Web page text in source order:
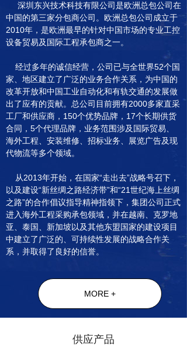
MORE +
深圳东兴技术科技有限公司是欧洲总包公司在
中国的第三家分包商公司。欧洲总包公司成立于
2010年，是欧洲最早的针对中国市场的专业工控
设备贸易及国际工程承包商之一。
经过多年的诚信经营，公司已与全世界52个国
家、地区建立了广泛的业务合作关系，为中国的
改革开放和中国工业自动化和有轨交通的发展做
出了应有的贡献。总公司目前拥有2000多家直采
工厂和供应商，150个优势品牌，17个长期供货
合同，5个代理品牌，业务范围涉及国际贸易、
海外工程、安装维修、招标业务、展览广告及现
代物流等多个领域。
从2013年开始，在国家“走出去”战略号召下，
以及建设“新丝绸之路经济带”和“21世纪海上丝绸
之路”的合作倡议指导精神指领下，集团公司正式
进入海外工程采购承包领域，并在越南、克罗地
亚、泰国、新加坡以及其他东盟国家的建设项目
中建立了广泛的、可持续性发展的战略合作关
系，并取得了良好的信誉。
供应产品